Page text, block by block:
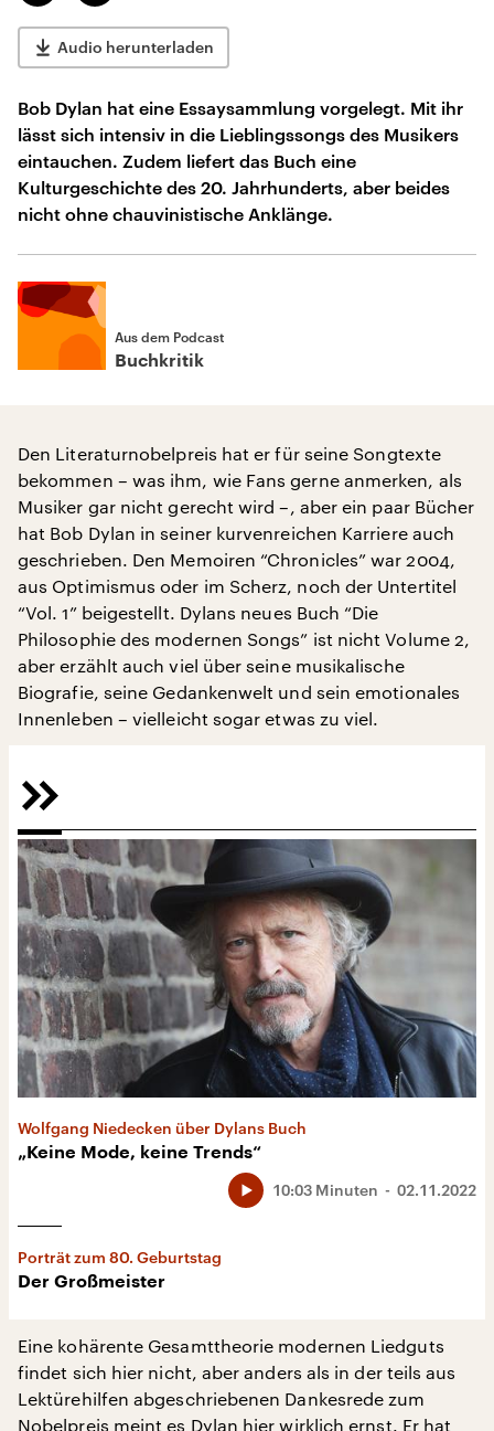
Audio herunterladen
Bob Dylan hat eine Essaysammlung vorgelegt. Mit ihr
lässt sich intensiv in die Lieblingssongs des Musikers
eintauchen. Zudem liefert das Buch eine
Kulturgeschichte des 20. Jahrhunderts, aber beides
nicht ohne chauvinistische Anklänge.
Aus dem Podcast
Buchkritik
Den Literaturnobelpreis hat er für seine Songtexte
bekommen – was ihm, wie Fans gerne anmerken, als
Musiker gar nicht gerecht wird –, aber ein paar Bücher
hat Bob Dylan in seiner kurvenreichen Karriere auch
geschrieben. Den Memoiren “Chronicles” war 2004,
aus Optimismus oder im Scherz, noch der Untertitel
“Vol. 1” beigestellt. Dylans neues Buch “Die
Philosophie des modernen Songs” ist nicht Volume 2,
aber erzählt auch viel über seine musikalische
Biografie, seine Gedankenwelt und sein emotionales
Innenleben – vielleicht sogar etwas zu viel.
Wolfgang Niedecken über Dylans Buch
„Keine Mode, keine Trends“
02.11.2022
10:03 Minuten
Porträt zum 80. Geburtstag
Der Großmeister
Eine kohärente Gesamttheorie modernen Liedguts
findet sich hier nicht, aber anders als in der teils aus
Lektürehilfen abgeschriebenen Dankesrede zum
Nobelpreis meint es Dylan hier wirklich ernst. Er hat